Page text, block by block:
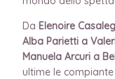
Da Elenoire
Alba Parietti a
Manuela Arcuri a
ultime le compiante